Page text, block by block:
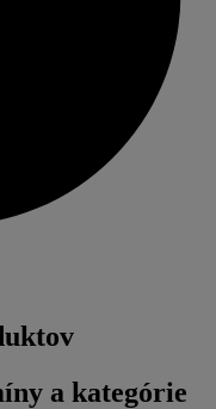
a kategórie